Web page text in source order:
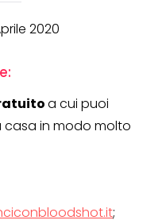
2020
a cui puoi
in modo molto
;